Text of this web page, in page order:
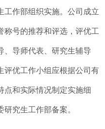
工作部组织实施。公司成立
称号的推荐和评选，评优工
、导师代表、研究生辅导
评优工作小组应根据公司有
点和实际情况制定实施细
究生工作部备案。